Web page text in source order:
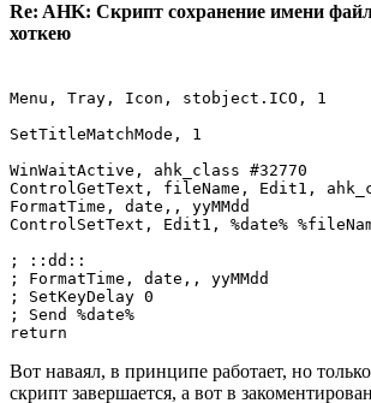
Re: AHK: Скрипт сохранение имени
хоткею
Menu, Tray, Icon, stobject.ICO, 1
SetTitleMatchMode, 1
WinWaitActive, ahk_class #32770
ControlGetText, fileName, Edit1,
FormatTime, date,, yyMMdd
ControlSetText, Edit1, %date%
; ::dd::
; FormatTime, date,, yyMMdd
; SetKeyDelay 0
; Send %date%
Вот наваял, в принципе работает, но
скрипт завершается, а вот в